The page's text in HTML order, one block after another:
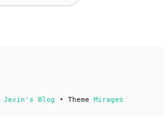
Jevin's Blog • Theme Mirages